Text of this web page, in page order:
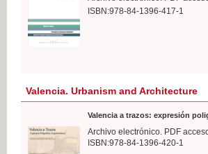
ISBN:978-84-1396-417-1
Valencia. Urbanism and Architecture
Valencia a trazos: expresión
Archivo electrónico. PDF
ISBN:978-84-1396-420-1